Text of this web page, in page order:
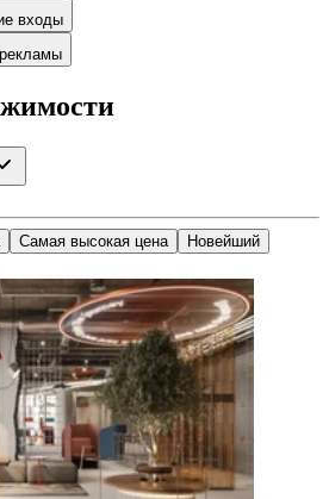
входы
Самая высокая цена
Новейший